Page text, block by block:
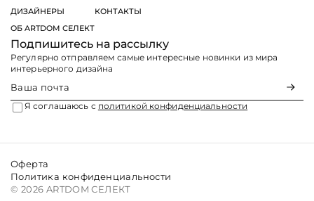
ДИЗАЙНЕРЫ
ОБ ARTDOM СЕЛЕКТ
КОНТАКТЫ
Подпишитесь на рассылку
Регулярно отправляем самые интересные новинки из мира
интерьерного дизайна
Я соглашаюсь с политикой конфиденциальности
© 2026 ARTDOM СЕЛЕКТ
Оферта
Политика конфиденциальности